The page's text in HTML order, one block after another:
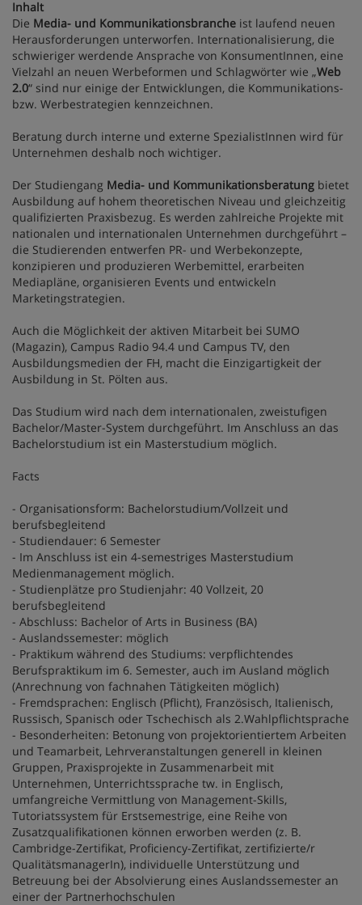
Inhalt
Die Media- und Kommunikationsbranche ist laufend neuen
Herausforderungen unterworfen. Internationalisierung, die
schwieriger werdende Ansprache von KonsumentInnen, eine
Vielzahl an neuen Werbeformen und Schlagwörter wie „Web
2.0“ sind nur einige der Entwicklungen, die Kommunikations-
bzw. Werbestrategien kennzeichnen.
Beratung durch interne und externe SpezialistInnen wird für
Unternehmen deshalb noch wichtiger.
Der Studiengang Media- und Kommunikationsberatung bietet
Ausbildung auf hohem theoretischen Niveau und gleichzeitig
qualifizierten Praxisbezug. Es werden zahlreiche Projekte mit
nationalen und internationalen Unternehmen durchgeführt –
die Studierenden entwerfen PR- und Werbekonzepte,
konzipieren und produzieren Werbemittel, erarbeiten
Mediapläne, organisieren Events und entwickeln
Marketingstrategien.
Auch die Möglichkeit der aktiven Mitarbeit bei SUMO
(Magazin), Campus Radio 94.4 und Campus TV, den
Ausbildungsmedien der FH, macht die Einzigartigkeit der
Ausbildung in St. Pölten aus.
Das Studium wird nach dem internationalen, zweistufigen
Bachelor/Master-System durchgeführt. Im Anschluss an das
Bachelorstudium ist ein Masterstudium möglich.
Facts
- Organisationsform: Bachelorstudium/Vollzeit und
berufsbegleitend
- Studiendauer: 6 Semester
- Im Anschluss ist ein 4-semestriges Masterstudium
Medienmanagement möglich.
- Studienplätze pro Studienjahr: 40 Vollzeit, 20
berufsbegleitend
- Abschluss: Bachelor of Arts in Business (BA)
- Auslandssemester: möglich
- Praktikum während des Studiums: verpflichtendes
Berufspraktikum im 6. Semester, auch im Ausland möglich
(Anrechnung von fachnahen Tätigkeiten möglich)
- Fremdsprachen: Englisch (Pflicht), Französisch, Italienisch,
Russisch, Spanisch oder Tschechisch als 2.Wahlpflichtsprache
- Besonderheiten: Betonung von projektorientiertem Arbeiten
und Teamarbeit, Lehrveranstaltungen generell in kleinen
Gruppen, Praxisprojekte in Zusammenarbeit mit
Unternehmen, Unterrichtssprache tw. in Englisch,
umfangreiche Vermittlung von Management-Skills,
Tutoriatssystem für Erstsemestrige, eine Reihe von
Zusatzqualifikationen können erworben werden (z. B.
Cambridge-Zertifikat, Proficiency-Zertifikat, zertifizierte/r
QualitätsmanagerIn), individuelle Unterstützung und
Betreuung bei der Absolvierung eines Auslandssemester an
einer der Partnerhochschulen